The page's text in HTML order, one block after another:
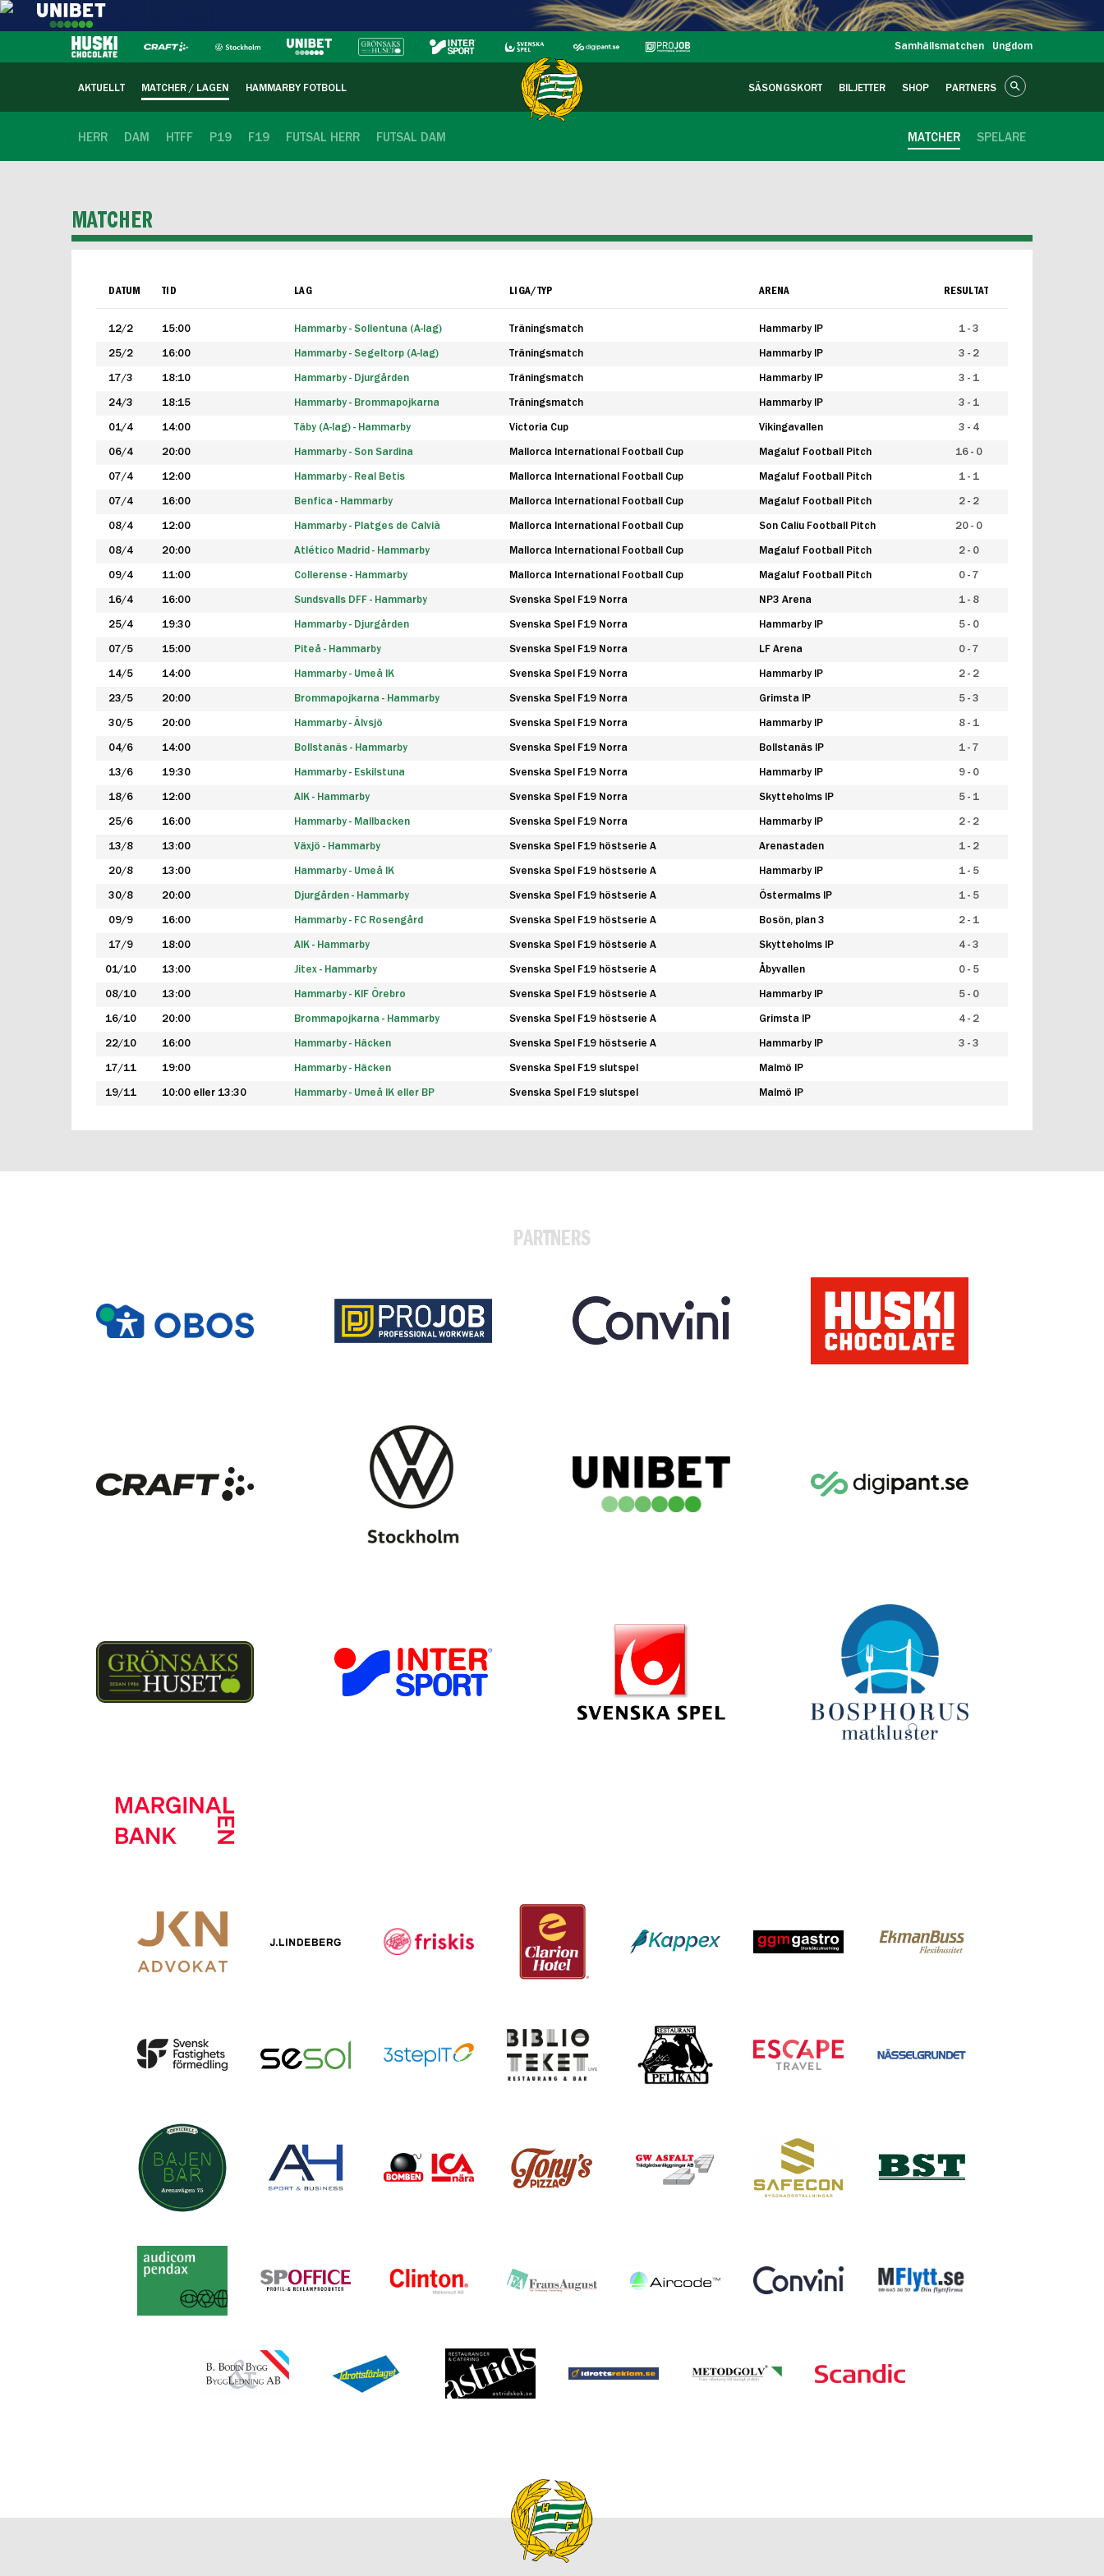
Samhällsmatchen Ungdom
AKTUELLT MATCHER / LAGEN HAMMARBY FOTBOLL SÄSONGSKORT BILJETTER SHOP PARTNERS
HERR DAM HTFF P19 F19 FUTSAL HERR FUTSAL DAM SPELARE
MATCHER
MATCHER
DATUM TID LAG LIGA/TYP ARENA RESULTAT
12/2 15:00 Hammarby - Sollentuna (A-lag) Träningsmatch Hammarby IP 1 - 3
25/2 16:00 Hammarby - Segeltorp (A-lag) Träningsmatch Hammarby IP 3 - 2
17/3 18:10 Hammarby - Djurgården Träningsmatch Hammarby IP 3 - 1
24/3 18:15 Hammarby - Brommapojkarna Träningsmatch Hammarby IP 3 - 1
01/4 14:00 Täby (A-lag) - Hammarby Victoria Cup Vikingavallen 3 - 4
06/4 20:00 Hammarby - Son Sardina Mallorca International Football Cup Magaluf Football Pitch 16 - 0
07/4 12:00 Hammarby - Real Betis Mallorca International Football Cup Magaluf Football Pitch 1 - 1
07/4 16:00 Benfica - Hammarby Mallorca International Football Cup Magaluf Football Pitch 2 - 2
08/4 12:00 Hammarby - Platges de Calvià Mallorca International Football Cup Son Caliu Football Pitch 20 - 0
08/4 20:00 Atlético Madrid - Hammarby Mallorca International Football Cup Magaluf Football Pitch 2 - 0
09/4 11:00 Collerense - Hammarby Mallorca International Football Cup Magaluf Football Pitch 0 - 7
16/4 16:00 Sundsvalls DFF - Hammarby Svenska Spel F19 Norra NP3 Arena 1 - 8
25/4 19:30 Hammarby - Djurgården Svenska Spel F19 Norra Hammarby IP 5 - 0
07/5 15:00 Piteå - Hammarby Svenska Spel F19 Norra LF Arena 0 - 7
14/5 14:00 Hammarby - Umeå IK Svenska Spel F19 Norra Hammarby IP 2 - 2
23/5 20:00 Brommapojkarna - Hammarby Svenska Spel F19 Norra Grimsta IP 5 - 3
30/5 20:00 Hammarby - Älvsjö Svenska Spel F19 Norra Hammarby IP 8 - 1
04/6 14:00 Bollstanäs - Hammarby Svenska Spel F19 Norra Bollstanäs IP 1 - 7
13/6 19:30 Hammarby - Eskilstuna Svenska Spel F19 Norra Hammarby IP 9 - 0
18/6 12:00 AIK - Hammarby Svenska Spel F19 Norra Skytteholms IP 5 - 1
25/6 16:00 Hammarby - Mallbacken Svenska Spel F19 Norra Hammarby IP 2 - 2
13/8 13:00 Växjö - Hammarby Svenska Spel F19 höstserie A Arenastaden 1 - 2
20/8 13:00 Hammarby - Umeå IK Svenska Spel F19 höstserie A Hammarby IP 1 - 5
30/8 20:00 Djurgården - Hammarby Svenska Spel F19 höstserie A Östermalms IP 1 - 5
09/9 16:00 Hammarby - FC Rosengård Svenska Spel F19 höstserie A Bosön, plan 3 2 - 1
17/9 18:00 AIK - Hammarby Svenska Spel F19 höstserie A Skytteholms IP 4 - 3
01/10 13:00 Jitex - Hammarby Svenska Spel F19 höstserie A Åbyvallen 0 - 5
08/10 13:00 Hammarby - KIF Örebro Svenska Spel F19 höstserie A Hammarby IP 5 - 0
16/10 20:00 Brommapojkarna - Hammarby Svenska Spel F19 höstserie A Grimsta IP 4 - 2
22/10 16:00 Hammarby - Häcken Svenska Spel F19 höstserie A Hammarby IP 3 - 3
17/11 19:00 Hammarby - Häcken Svenska Spel F19 slutspel Malmö IP
19/11 10:00 eller 13:30 Hammarby - Umeå IK eller BP Svenska Spel F19 slutspel Malmö IP
PARTNERS